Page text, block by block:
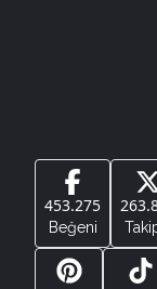
453.275
Beğeni